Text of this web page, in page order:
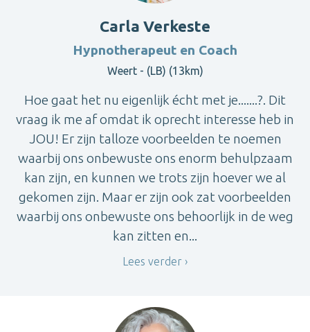
Carla Verkeste
Hypnotherapeut en Coach
Weert - (LB) (13km)
Hoe gaat het nu eigenlijk écht met je.......?. Dit
vraag ik me af omdat ik oprecht interesse heb in
JOU! Er zijn talloze voorbeelden te noemen
waarbij ons onbewuste ons enorm behulpzaam
kan zijn, en kunnen we trots zijn hoever we al
gekomen zijn. Maar er zijn ook zat voorbeelden
waarbij ons onbewuste ons behoorlijk in de weg
kan zitten en...
Lees verder